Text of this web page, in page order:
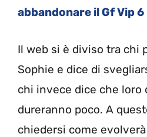
abbandonare il Gf Vip 6
Il web si è diviso tra chi
Sophie e dice di
chi invece dice che loro
dureranno poco. A
chiedersi come